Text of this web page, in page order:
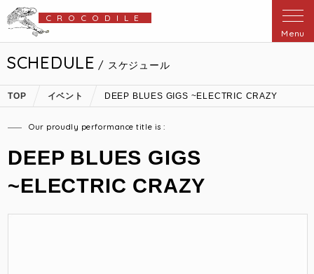
CROCODILE
Menu
SCHEDULE / スケジュール
TOP イベント DEEP BLUES GIGS ~ELECTRIC CRAZY
Our proudly performance title is :
DEEP BLUES GIGS
~ELECTRIC CRAZY